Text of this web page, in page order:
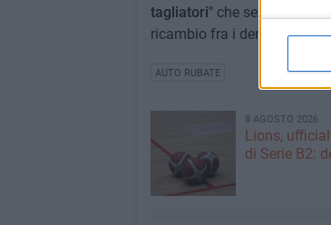
tagliatori"che seziona le
ricambio fra i demolitori
AUTO RUBATE
8 AGOSTO 2026
Lions,
di Serie B2: